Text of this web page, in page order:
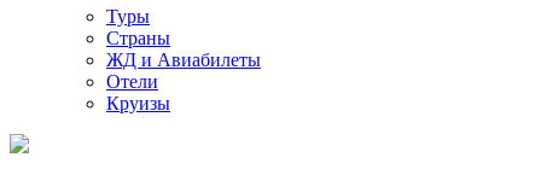
Туры
Страны
ЖД и Авиабилеты
Отели
Круизы